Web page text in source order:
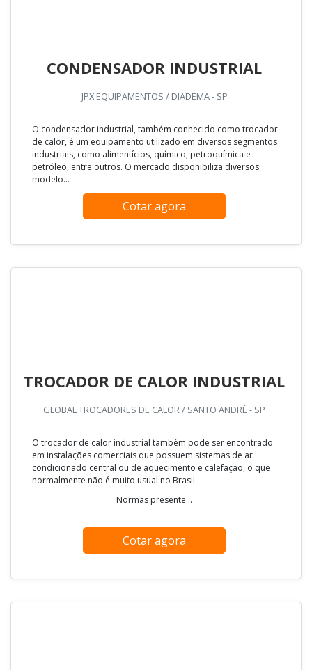
CONDENSADOR INDUSTRIAL
JPX EQUIPAMENTOS / DIADEMA - SP
O condensador industrial, também conhecido como trocador
de calor, é um equipamento utilizado em diversos segmentos
industriais, como alimentícios, químico, petroquímica e
petróleo, entre outros. O mercado disponibiliza diversos
modelo...
Cotar agora
TROCADOR DE CALOR INDUSTRIAL
GLOBAL TROCADORES DE CALOR / SANTO ANDRÉ - SP
O trocador de calor industrial também pode ser encontrado
em instalações comerciais que possuem sistemas de ar
condicionado central ou de aquecimento e calefação, o que
normalmente não é muito usual no Brasil.
Normas presente...
Cotar agora